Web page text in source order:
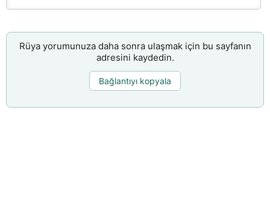
Rüya yorumunuza daha sonra ulaşmak için bu sayfanın
adresini kaydedin.
Bağlantıyı kopyala